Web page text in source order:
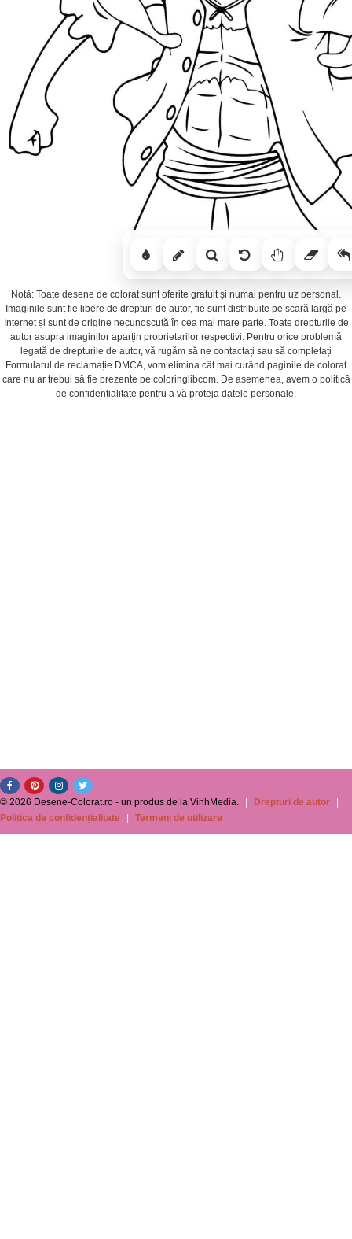
Notă: Toate desene de colorat sunt oferite gratuit și numai pentru uz personal.
Imaginile sunt fie libere de drepturi de autor, fie sunt distribuite pe scară largă pe
Internet și sunt de origine necunoscută în cea mai mare parte. Toate drepturile de
autor asupra imaginilor aparțin proprietarilor respectivi. Pentru orice problemă
legată de drepturile de autor, vă rugăm să ne contactați sau să completați
Formularul de reclamație DMCA, vom elimina cât mai curând paginile de colorat
care nu ar trebui să fie prezente pe coloringlibcom. De asemenea, avem o politică
de confidențialitate pentru a vă proteja datele personale.
© 2026 Desene-Colorat.ro - un produs de la VinhMedia. | Drepturi de autor
|
Politica de confidențialitate
| Termeni de utilizare